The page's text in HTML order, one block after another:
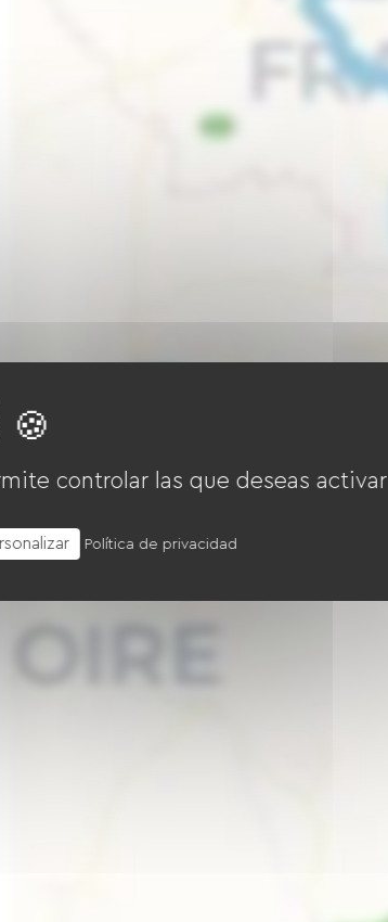
controlar las que deseas activar
Política de privacidad